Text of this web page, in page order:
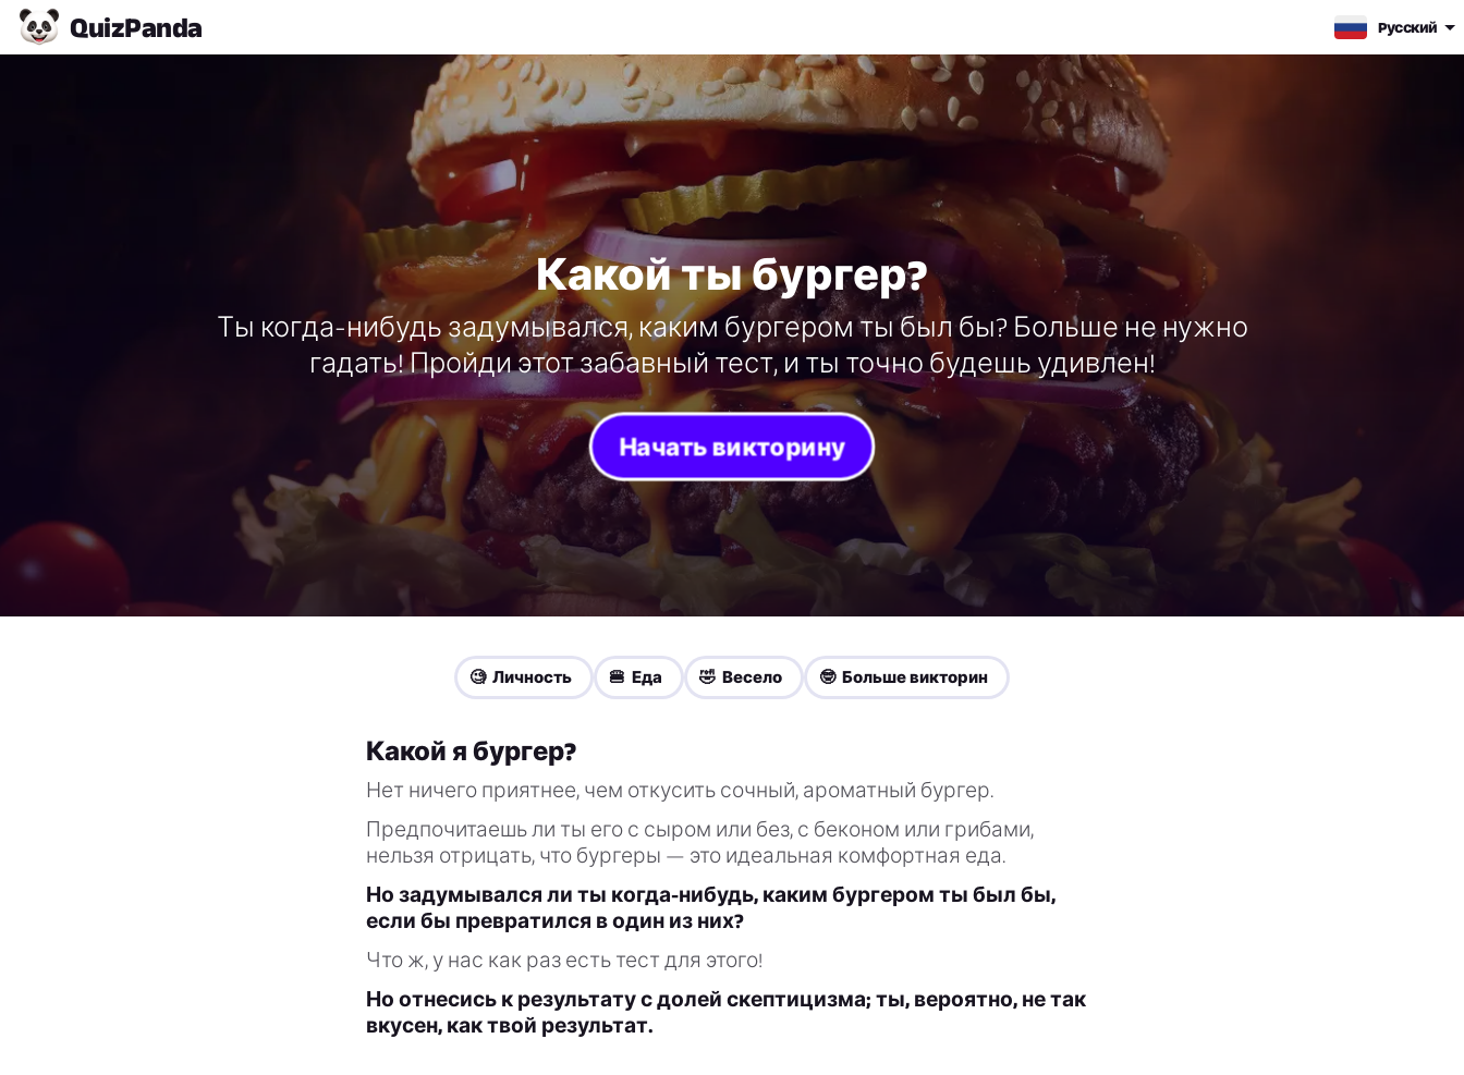
QuizPanda Pусский
Какой ты бургер?
Ты когда-нибудь задумывался, каким бургером ты был бы? Больше не нужно
гадать! Пройди этот забавный тест, и ты точно будешь удивлен!
Начать викторину
🧐 Личность 🍔 Еда 🤣 Весело 🤓 Больше викторин
Какой я бургер?
Нет ничего приятнее, чем откусить сочный, ароматный бургер.
Предпочитаешь ли ты его с сыром или без, с беконом или грибами,
нельзя отрицать, что бургеры — это идеальная комфортная еда.
Но задумывался ли ты когда-нибудь, каким бургером ты был бы,
если бы превратился в один из них?
Что ж, у нас как раз есть тест для этого!
Но отнесись к результату с долей скептицизма; ты, вероятно, не так
вкусен, как твой результат.